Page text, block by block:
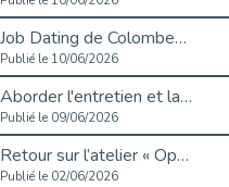
Job Dating de Colombes – Emploi et Insertion
Publié le 10/06/2026
Aborder l'entretien et la situation de handicap en toute confiance
Publié le 09/06/2026
Retour sur l’atelier « Optimiser sa recherche d’emploi »
Publié le 02/06/2026